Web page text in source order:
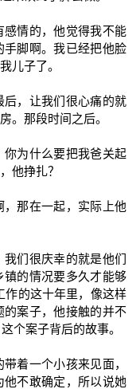
情的，他觉得我不能
脚啊。我已经把他脸
儿子了。
，让我们很心痛的就
。那段时间之后。
为什么要把我爸关起
他挣扎？
那在一起，实际上他
们很庆幸的就是他们
的情况要多久才能够
作的这十年里，像这样
案子，他接触的并不
个案子背后的故事。
着一个小孩来见面，
不敢确定，所以说她